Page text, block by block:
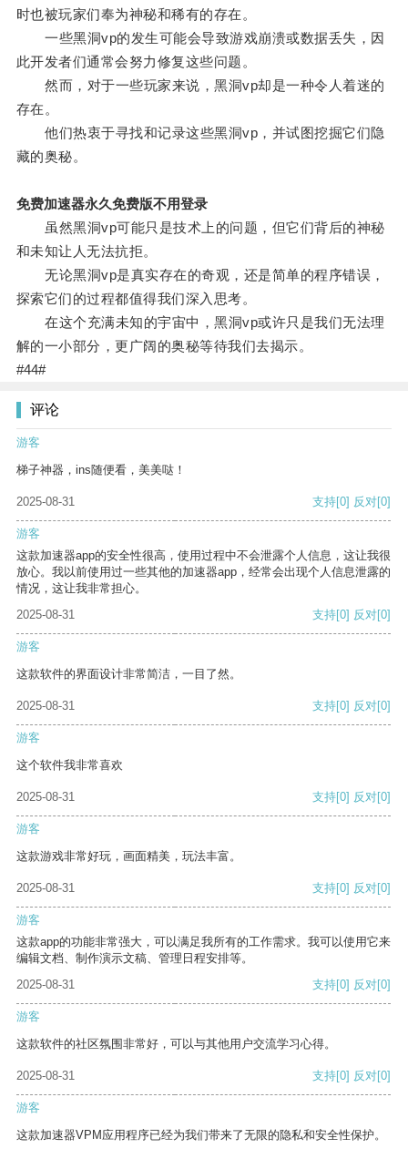
时也被玩家们奉为神秘和稀有的存在。
一些黑洞vp的发生可能会导致游戏崩溃或数据丢失，因
此开发者们通常会努力修复这些问题。
然而，对于一些玩家来说，黑洞vp却是一种令人着迷的
存在。
他们热衷于寻找和记录这些黑洞vp，并试图挖掘它们隐
藏的奥秘。
免费加速器永久免费版不用登录
虽然黑洞vp可能只是技术上的问题，但它们背后的神秘
和未知让人无法抗拒。
无论黑洞vp是真实存在的奇观，还是简单的程序错误，
探索它们的过程都值得我们深入思考。
在这个充满未知的宇宙中，黑洞vp或许只是我们无法理
解的一小部分，更广阔的奥秘等待我们去揭示。
#44#
评论
游客
梯子神器，ins随便看，美美哒！
2025-08-31 支持[0] 反对[0]
游客
这款加速器app的安全性很高，使用过程中不会泄露个人信息，这让我很
放心。我以前使用过一些其他的加速器app，经常会出现个人信息泄露的
情况，这让我非常担心。
2025-08-31
支持[0] 反对[0]
游客
这款软件的界面设计非常简洁，一目了然。
2025-08-31 支持[0] 反对[0]
游客
这个软件我非常喜欢
2025-08-31 支持[0] 反对[0]
游客
这款游戏非常好玩，画面精美，玩法丰富。
2025-08-31 支持[0] 反对[0]
游客
这款app的功能非常强大，可以满足我所有的工作需求。我可以使用它来
编辑文档、制作演示文稿、管理日程安排等。
2025-08-31
支持[0] 反对[0]
游客
这款软件的社区氛围非常好，可以与其他用户交流学习心得。
2025-08-31 支持[0] 反对[0]
游客
这款加速器VPM应用程序已经为我们带来了无限的隐私和安全性保护。